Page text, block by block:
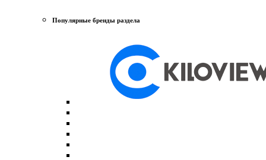
Популярные бренды раздела